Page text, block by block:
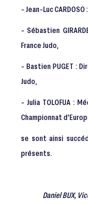
- Jean-Luc
- Sébastien
France Judo,
- Bastien PUGET :
Judo,
- Julia TOLOFUA :
Championnat
se sont ainsi
présents.
Daniel BUX,